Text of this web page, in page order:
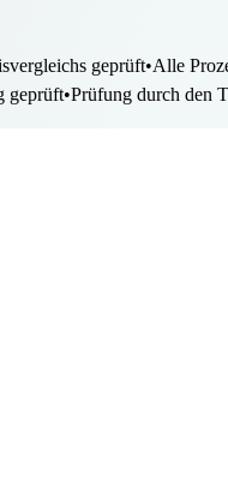
geprüft•Alle
geprüft•Prüfung durch den